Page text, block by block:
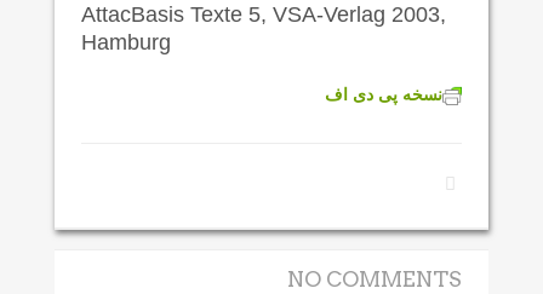
AttacBasis Texte 5, VSA-Verlag 2003,
Hamburg
نسخه پی دی اف
NO COMMENTS